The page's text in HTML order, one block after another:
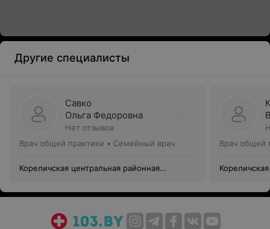
Другие специалисты
Савко
Ольга Федоровна
Нет отзывов
Врач общей практики • Семейный врач
Кореличская центральная районная
Врач общей